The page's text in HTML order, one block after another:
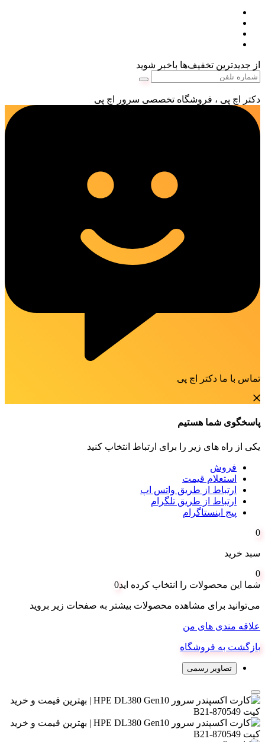
از جدیدترین تخفیف‌ها باخبر شوید
دکتر اچ پی ، فروشگاه تخصصی سرور اچ پی
تماس با ما دکتر اچ پی
پاسخگوی شما هستیم
یکی از راه های زیر را برای ارتباط انتخاب کنید
فروش
استعلام قیمت
ارتباط از طریق واتس اپ
ارتباط از طریق تلگرام
پیج اینستاگرام
0
سبد خرید
0
شما این محصولات را انتخاب کرده اید0
می‌توانید برای مشاهده محصولات بیشتر به صفحات زیر بروید
علاقه مندی های من
بازگشت به فروشگاه
تصاویر رسمی